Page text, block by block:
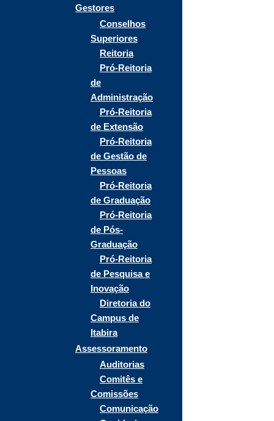
Gestores
Conselhos
Superiores
Reitoria
Pró-Reitoria
de
Administração
Pró-Reitoria
de Extensão
Pró-Reitoria
de Gestão de
Pessoas
Pró-Reitoria
de Graduação
Pró-Reitoria
de Pós-
Graduação
Pró-Reitoria
de Pesquisa e
Inovação
Diretoria do
Campus de
Itabira
Assessoramento
Auditorias
Comitês e
Comissões
Comunicação